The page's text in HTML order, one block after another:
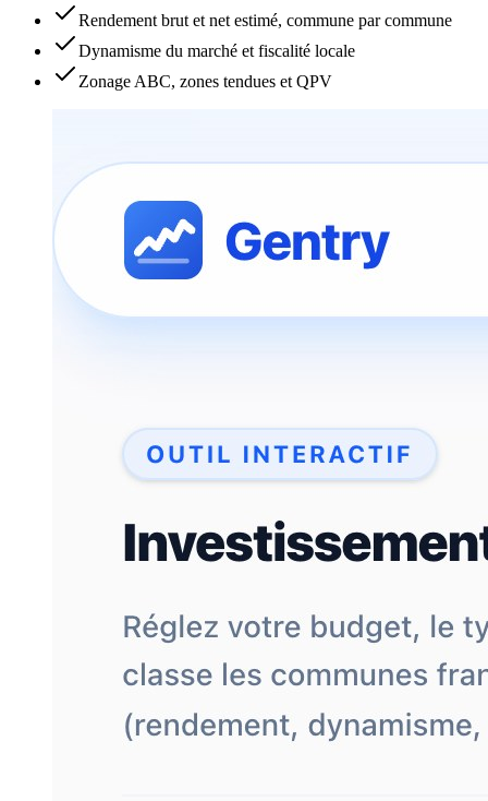
Rendement brut et net estimé, commune par commune
Dynamisme du marché et fiscalité locale
Zonage ABC, zones tendues et QPV